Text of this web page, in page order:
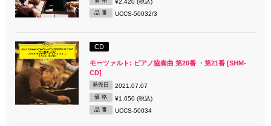
品 番 UCCS-50032/3
CD
モーツァルト: ピアノ協奏曲 第20番 ・第21番 [SHM-
CD]
発売日 2021.07.07
価 格 ¥1,650 (税込)
品 番 UCCS-50034